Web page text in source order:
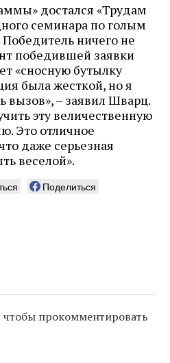
достался «Трудам
семинара по голым
ничего не
победившей заявки
«сносную бутылку
была жесткой, но я
вызов», – заявил Шварц.
эту величественную
Это отличное
даже серьезная
веселой».
Поделиться
прокомментировать